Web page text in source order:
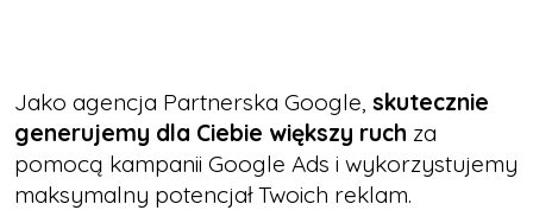
Jako agencja Partnerska Google, skutecznie
generujemy dla Ciebie większy ruch za
pomocą kampanii Google Ads i wykorzystujemy
maksymalny potencjał Twoich reklam.